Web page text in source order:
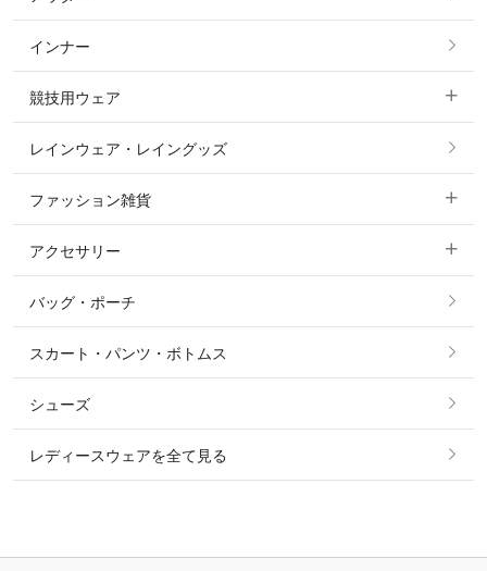
ニーグリップ・膝革 キュロット
ポロシャツ
カットソー・Tシャツ・タンクトップ
ニット・セーター
シャツ・ブラウス・ワンピース
すべてのアウター
コート
ジャケット・ブルゾン
インナー
競技用ウェア
すべての競技用ウェア
ショージャケット
ショーシャツ
レインウェア・レイングッズ
ファッション雑貨
すべてのファッション雑貨
ソックス
ベルト
アクセサリー
すべてのアクセサリー
リング
ピアス・イヤリング
バッグ・ポーチ
スカート・パンツ・ボトムス
シューズ
レディースウェアを全て見る